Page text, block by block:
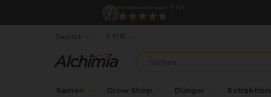
Samen Grow Shop Dünger
Deutsch € EUR